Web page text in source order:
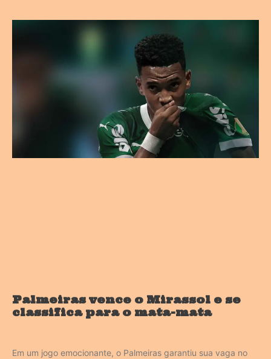
Palmeiras vence o Mirassol e se
classifica para o mata-mata
Em um jogo emocionante, o Palmeiras garantiu sua vaga no